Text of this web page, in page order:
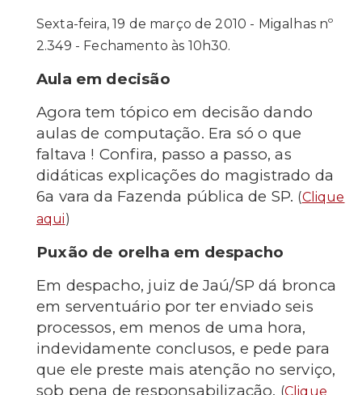
Sexta-feira, 19 de março de 2010 - Migalhas nº
2.349 - Fechamento às 10h30.
Aula em decisão
Agora tem tópico em decisão dando
aulas de computação. Era só o que
faltava ! Confira, passo a passo, as
didáticas explicações do magistrado da
6a vara da Fazenda pública de SP. (Clique
aqui)
Puxão de orelha em despacho
Em despacho, juiz de Jaú/SP dá bronca
em serventuário por ter enviado seis
processos, em menos de uma hora,
indevidamente conclusos, e pede para
que ele preste mais atenção no serviço,
sob pena de responsabilização. (Clique